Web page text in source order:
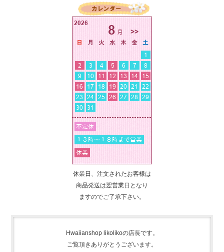
休業日、注文されたお客様は
商品発送は翌営業日となり
ますのでご了承下さい。
Hwaiianshop likolikoの店長です。
ご覧頂きありがとうございます。